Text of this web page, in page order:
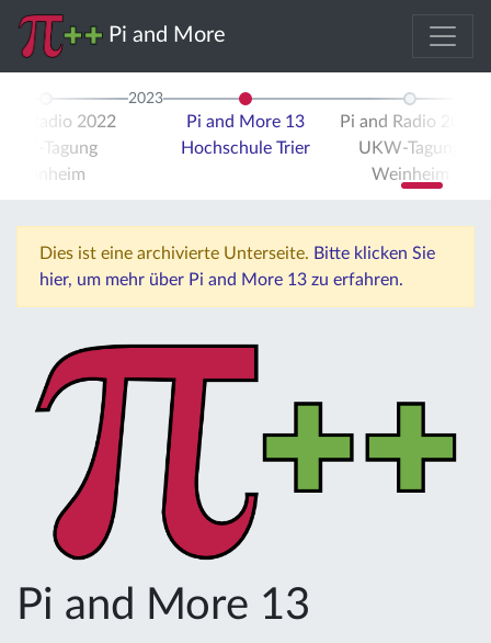
Pi and More
Radio 2022
Tagung
Weinheim
2023
Pi and More 13
Hochschule Trier
Pi and Radio 2023
UKW-Tagung
Weinheim
Dies ist eine archivierte Unterseite. Bitte klicken Sie
hier, um mehr über Pi and More 13 zu erfahren.
Pi and More 13